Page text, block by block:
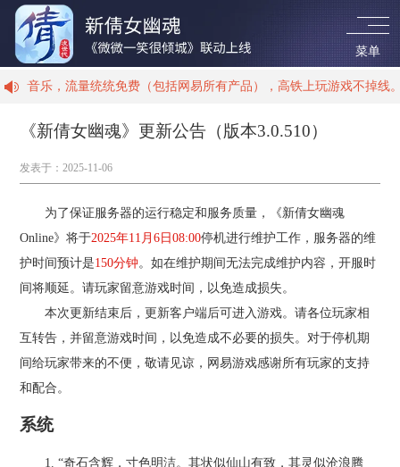
菜单
首 页
职业介绍
视听盛宴
乐，流量统统免费（包括网易所有产品），高铁上玩游戏不掉线。
《新倩女幽魂》更新公告（版本3.0.510）
发表于： 2025-11-06
为了保证服务器的运行稳定和服务质量，《新倩女幽魂
Online》将于2025年11月6日08:00停机进行维护工作，服务器的维
护时间预计是150分钟。如在维护期间无法完成维护内容，开服时
间将顺延。请玩家留意游戏时间，以免造成损失。
本次更新结束后，更新客户端后可进入游戏。请各位玩家相
互转告，并留意游戏时间，以免造成不必要的损失。对于停机期
间给玩家带来的不便，敬请见谅，网易游戏感谢所有玩家的支持
和配合。
系统
1. “奇石含辉，寸色明洁。其状似仙山有致，其灵似沧浪腾